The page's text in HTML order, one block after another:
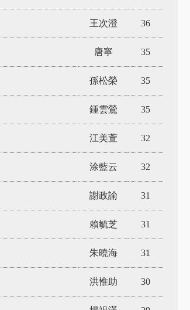
王次澄 36
唐寧 35
孫松榮 35
鍾雲鶯 35
江美萱 32
涂藍云 32
謝政諭 31
賴毓芝 31
朱曉海 31
洪惟助 30